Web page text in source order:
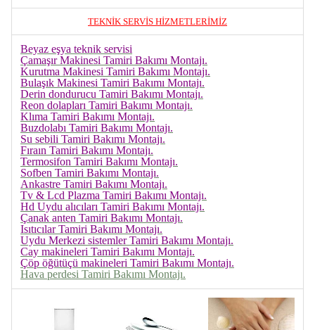
TEKNİK SERVİS HİZMETLERİMİZ
Beyaz eşya teknik servisi
Çamaşır Makinesi Tamiri Bakımı Montajı.
Kurutma Makinesi Tamiri Bakımı Montajı.
Bulaşık Makinesi Tamiri Bakımı Montajı.
Derin dondurucu Tamiri Bakımı Montajı.
Reon dolapları Tamiri Bakımı Montajı.
Klıma Tamiri Bakımı Montajı.
Buzdolabı Tamiri Bakımı Montajı.
Su sebili Tamiri Bakımı Montajı.
Fıraın Tamiri Bakımı Montajı.
Termosifon Tamiri Bakımı Montajı.
Sofben Tamiri Bakımı Montajı.
Ankastre Tamiri Bakımı Montajı.
Tv & Lcd Plazma Tamiri Bakımı Montajı.
Hd Uydu alıcıları Tamiri Bakımı Montajı.
Çanak anten Tamiri Bakımı Montajı.
Isıtıcılar Tamiri Bakımı Montajı.
Uydu Merkezi sistemler Tamiri Bakımı Montajı.
Cay makineleri Tamiri Bakımı Montajı.
Çöp öğütüçü makineleri Tamiri Bakımı Montajı.
Hava perdesi Tamiri Bakımı Montajı.